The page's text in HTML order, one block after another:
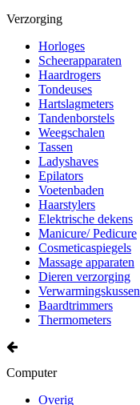
Verzorging
Horloges
Scheerapparaten
Haardrogers
Tondeuses
Hartslagmeters
Tandenborstels
Weegschalen
Tassen
Ladyshaves
Epilators
Voetenbaden
Haarstylers
Elektrische dekens
Manicure/ Pedicure
Cosmeticaspiegels
Massage apparaten
Dieren verzorging
Verwarmingskussen
Baardtrimmers
Thermometers
Computer
Overig